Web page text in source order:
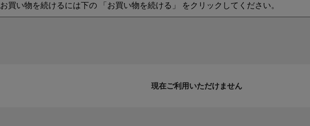
お買い物を続けるには下の 「お買い物を続ける」 をクリックしてください。
現在ご利用いただけません